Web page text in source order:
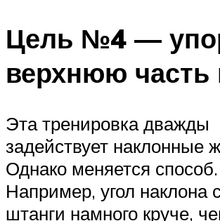
Цель №4 —
верхнюю часть
Эта тренировка дважды
задействует наклонные
Однако меняется способ.
Например, угол наклона
штанги намного круче,